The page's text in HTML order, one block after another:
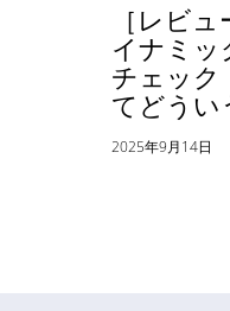
［レビ
イナミッ
チェッ
てどうい
2025年9月14日